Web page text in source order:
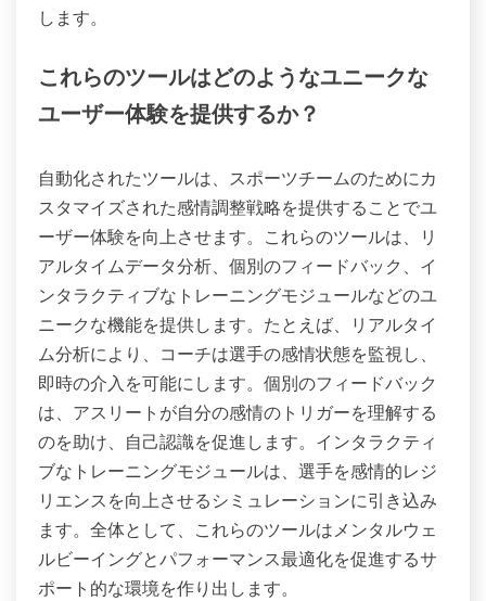
します。
これらのツールはどのようなユニークな
ユーザー体験を提供するか？
自動化されたツールは、スポーツチームのためにカ
スタマイズされた感情調整戦略を提供することでユ
ーザー体験を向上させます。これらのツールは、リ
アルタイムデータ分析、個別のフィードバック、イ
ンタラクティブなトレーニングモジュールなどのユ
ニークな機能を提供します。たとえば、リアルタイ
ム分析により、コーチは選手の感情状態を監視し、
即時の介入を可能にします。個別のフィードバック
は、アスリートが自分の感情のトリガーを理解する
のを助け、自己認識を促進します。インタラクティ
ブなトレーニングモジュールは、選手を感情的レジ
リエンスを向上させるシミュレーションに引き込み
ます。全体として、これらのツールはメンタルウェ
ルビーイングとパフォーマンス最適化を促進するサ
ポート的な環境を作り出します。